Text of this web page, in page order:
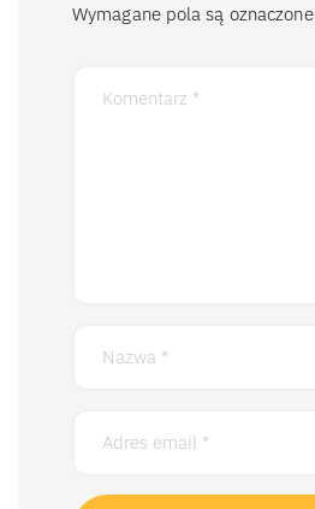
Wymagane pola są oznaczone